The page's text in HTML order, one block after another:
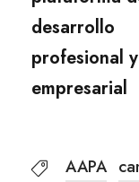
desarrollo
profesional y
empresarial
AAPA